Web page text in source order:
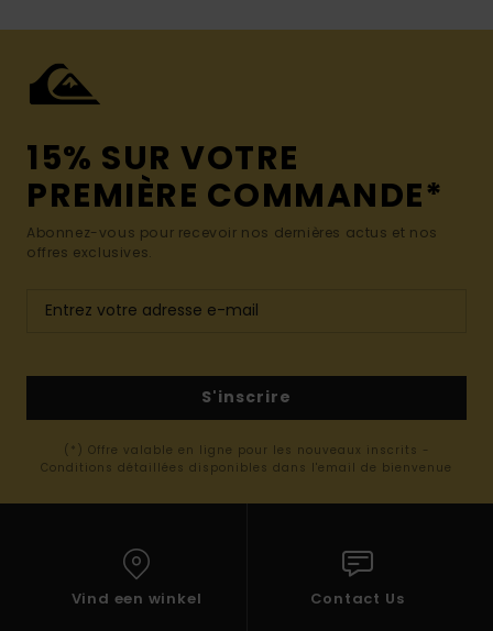
15% SUR VOTRE
PREMIÈRE COMMANDE*
Abonnez-vous pour recevoir nos dernières actus et nos
offres exclusives.
S'inscrire
(*) Offre valable en ligne pour les nouveaux inscrits -
Conditions détaillées disponibles dans l'email de bienvenue
Vind een winkel Contact Us